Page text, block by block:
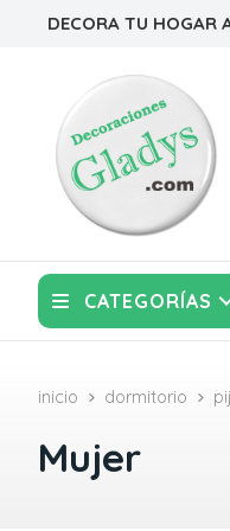
DECORA TU HOGAR
CATEGORÍAS
inicio dormitorio
Mujer